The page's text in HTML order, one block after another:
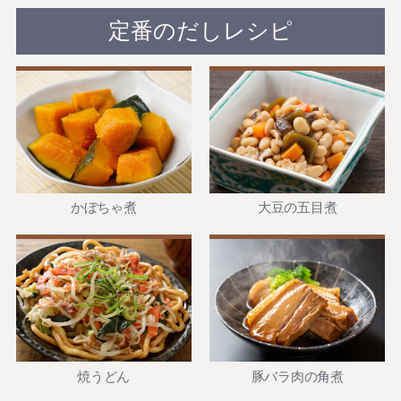
定番のだしレシピ
かぼちゃ煮 大豆の五目煮
焼うどん 豚バラ肉の角煮